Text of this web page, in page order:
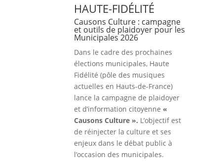
HAUTE-FIDÉLITÉ
Causons Culture : campagne
et outils de plaidoyer pour les
Municipales 2026
Dans le cadre des prochaines
élections municipales, Haute
Fidélité (pôle des musiques
actuelles en Hauts-de-France)
lance la campagne de plaidoyer
et d’information citoyenne «
Causons Culture ». L’objectif est
de réinjecter la culture et ses
enjeux dans le débat public à
l’occasion des municipales.